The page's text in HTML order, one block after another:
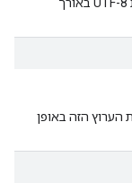
הזה באופן